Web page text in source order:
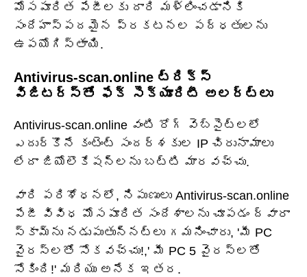
మోసపూరిత పేజీలకు దారి మళ్లించడానికి
సందేహాస్పదమైన ప్రకటనల పద్ధతులను
ఉపయోగిస్తాయి.
Antivirus-scan.online ట్రిక్స్
విజిటర్స్‌తో ఫేక్ సెక్యూరిటీ అలర్ట్‌లు
Antivirus-scan.online వంటి రోగ్ వెబ్‌సైట్‌లలో
ఎదుర్కొనే కంటెంట్ సందర్శకుల IP చిరునామాలు
లేదా జియోలొకేషన్‌లను బట్టి మారవచ్చు.
వారి పరిశోధనలో, నిపుణులు Antivirus-scan.online
పేజీ వివిధ మోసపూరిత సందేశాలను చూపడం ద్వారా
స్కామ్‌ను నడుపుతున్నట్లు గమనించారు, 'మీ PC
వైరస్‌లతో సోకవచ్చు!,' మీ PC 5 వైరస్‌లతో
సోకింది!' మరియు అనేక ఇతర.